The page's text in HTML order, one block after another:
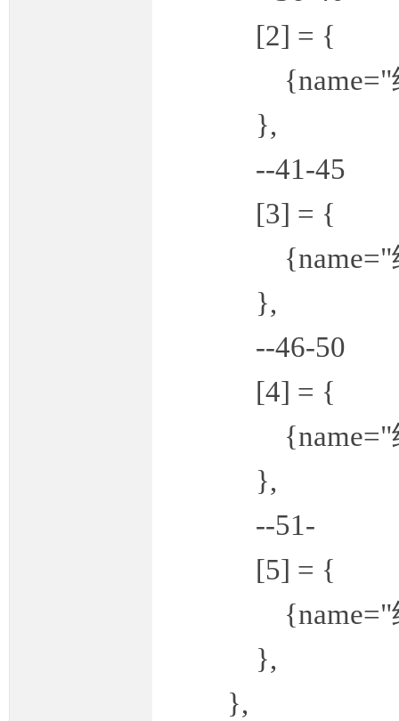
[2] = {
{name="经验
},
--41-45
[3] = {
{name="经验
},
--46-50
[4] = {
{name="经验
},
--51-
[5] = {
{name="经验
},
},